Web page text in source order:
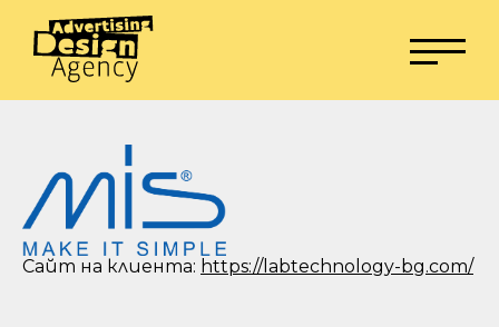
Сайт на клиента: https://labtechnology-bg.com/